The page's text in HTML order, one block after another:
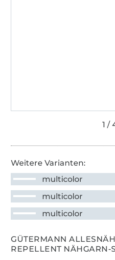
Weitere Varianten:
multicolor
multicolor
multicolor
GÜTERMANN
REPELLENT NÄHGARN-